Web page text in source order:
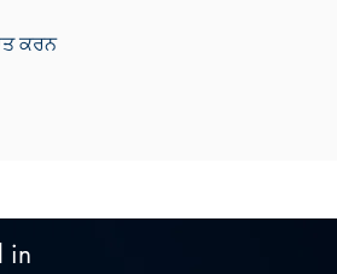
ਕਰਨ
in